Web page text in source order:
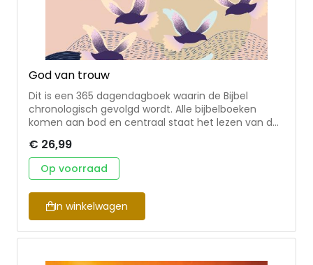
God van trouw
Dit is een 365 dagendagboek waarin de Bijbel
chronologisch gevolgd wordt. Alle bijbelboeken
komen aan bod en centraal staat het lezen van de
ondersteuning daarbij. Inclusief schrijfopdracht.
Nieske Sellesten Brinke is getrouwd en
(pleeg)moeder van vijf jongeren. Zij schrijft, spreekt
ook www.nieskeselles.nl.
€ 26,99
Op voorraad
In winkelwagen